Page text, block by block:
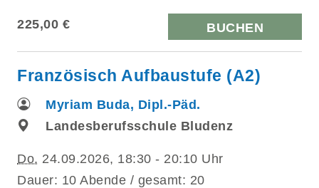
225,00 € BUCHEN
Französisch Aufbaustufe (A2)
Myriam Buda, Dipl.-Päd.
Landesberufsschule Bludenz
Do. 24.09.2026, 18:30 - 20:10 Uhr
Dauer: 10 Abende / gesamt: 20